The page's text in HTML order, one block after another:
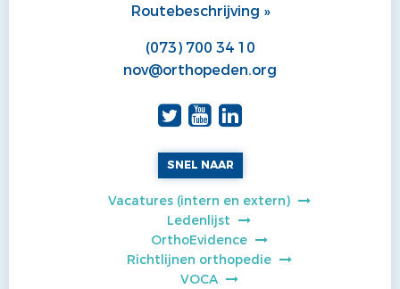
Routebeschrijving »
(073) 700 34 10
nov@orthopeden.org
SNEL NAAR
Vacatures (intern en extern)
Ledenlijst
OrthoEvidence
Richtlijnen orthopedie
VOCA